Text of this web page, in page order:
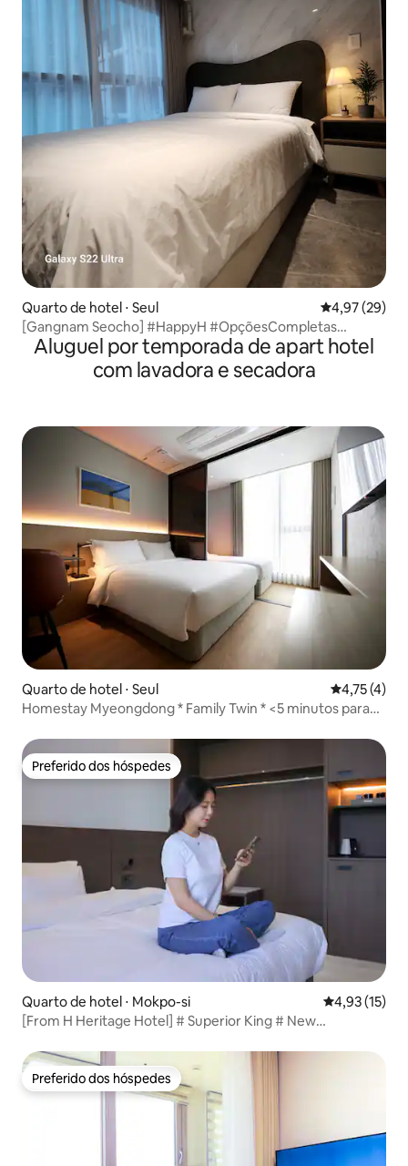
Quarto de hotel ⋅ Seul 4,97 de uma
4,97 (29)
[Gangnam Seocho] #HappyH #OpçõesCompletas
#Estação Nambu Terminal #Estação Seocho
#ÔnibusParaOAeroporto #SelfCheck-in
Aluguel por temporada de apart hotel
com lavadora e secadora
Quarto de hotel ⋅ Seul 4,75 de
4,75 (4)
Homestay Myeongdong * Family Twin * <5 minutos para
pessoas>
Preferido dos hóspedes
Preferido dos hóspedes
Quarto de hotel ⋅ Mokpo-si 4,93 de uma
4,93 (15)
[From H Heritage Hotel] # Superior King # New
Port # View Restaurant # Emotional Accommodation
Preferido dos hóspedes
Preferido dos hóspedes